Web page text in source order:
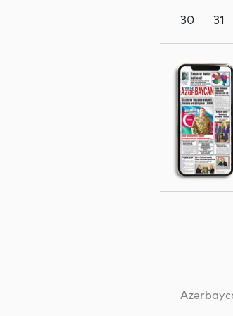
Ədəbiyyat
MEDİA
30
31